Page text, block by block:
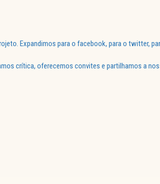
Expandimos para o facebook, para o twitter,
crítica, oferecemos convites e partilhamos a